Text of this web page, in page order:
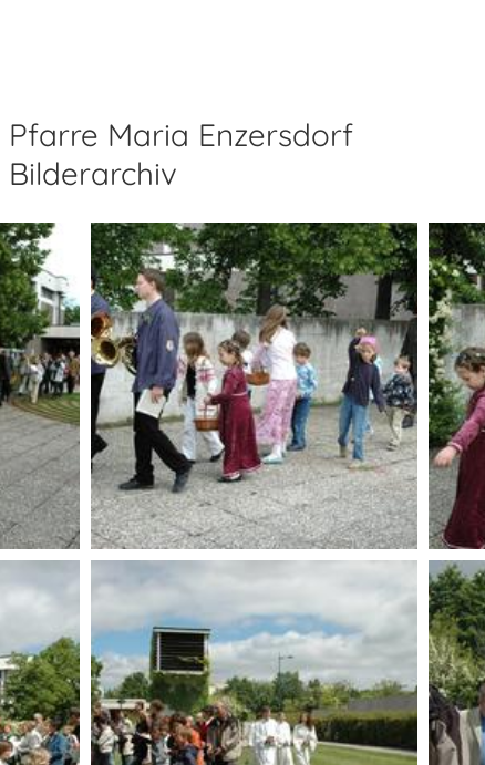
Pfarre Maria Enzersdorf
Bilderarchiv